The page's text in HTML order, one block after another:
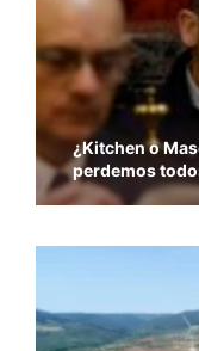
¿Kitchen o
perdemos